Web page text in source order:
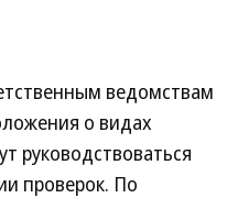
ведомствам
о видах
руководствоваться
проверок. По